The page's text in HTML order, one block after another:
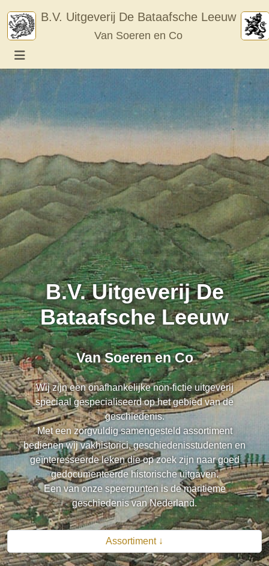
content
B.V. Uitgeverij De Bataafsche Leeuw
Van Soeren en Co
B.V. Uitgeverij De
Bataafsche Leeuw
Van Soeren en Co
Wij zijn een onafhankelijke non-fictie uitgeverij
speciaal gespecialiseerd op het gebied van de
geschiedenis.
Met een zorgvuldig samengesteld assortiment
bedienen wij vakhistorici, geschiedenisstudenten en
geïnteresseerde leken die op zoek zijn naar goed
gedocumenteerde historische uitgaven.
Een van onze speerpunten is de maritieme
geschiedenis van Nederland.
Assortiment ↓